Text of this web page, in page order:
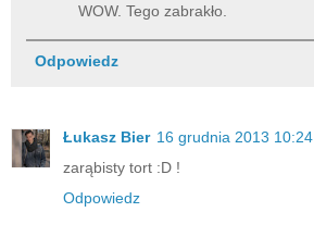
WOW. Tego zabrakło.
Odpowiedz
Łukasz Bier 16 grudnia 2013 10:24
zarąbisty tort :D !
Odpowiedz